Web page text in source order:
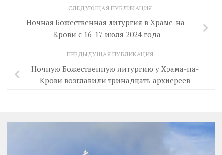
СЛЕДУЮЩАЯ ПУБЛИКАЦИЯ
Ночная Божественная литургия в Храме-на-
Крови с 16-17 июля 2024 года
ПРЕДЫДУЩАЯ ПУБЛИКАЦИЯ
Ночную Божественную литургию у Храма-на-
Крови возглавили тринадцать архиереев